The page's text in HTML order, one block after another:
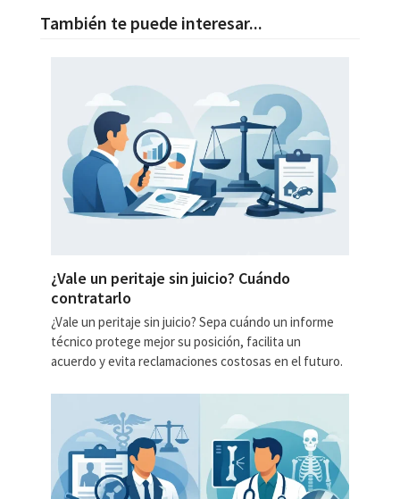
También te puede interesar...
¿Vale un peritaje sin juicio? Cuándo
contratarlo
¿Vale un peritaje sin juicio? Sepa cuándo un informe
técnico protege mejor su posición, facilita un
acuerdo y evita reclamaciones costosas en el futuro.